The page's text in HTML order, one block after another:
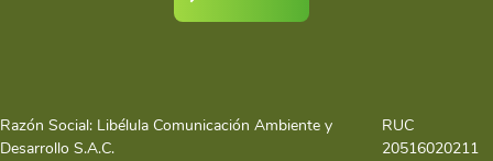
Razón Social: Libélula Comunicación Ambiente y
Desarrollo S.A.C.
RUC
20516020211